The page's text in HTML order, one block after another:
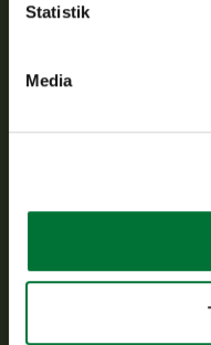
Statistik
Media